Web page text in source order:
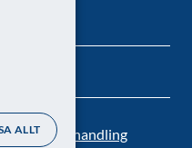
ALLT